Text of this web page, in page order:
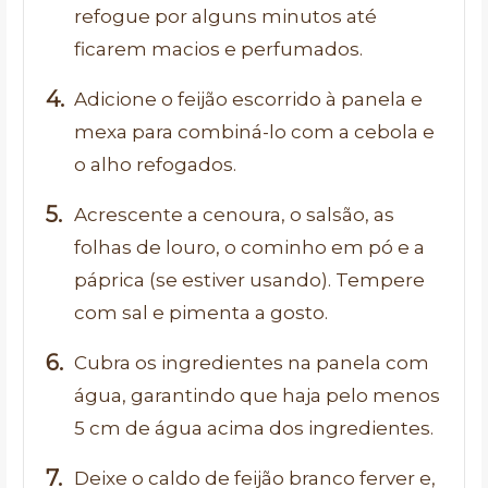
refogue por alguns minutos até
ficarem macios e perfumados.
Adicione o feijão escorrido à panela e
mexa para combiná-lo com a cebola e
o alho refogados.
Acrescente a cenoura, o salsão, as
folhas de louro, o cominho em pó e a
páprica (se estiver usando). Tempere
com sal e pimenta a gosto.
Cubra os ingredientes na panela com
água, garantindo que haja pelo menos
5 cm de água acima dos ingredientes.
Deixe o caldo de feijão branco ferver e,